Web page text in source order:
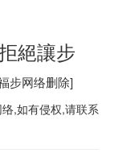
絕讓步
步网络删除]
,如有侵权,请联系